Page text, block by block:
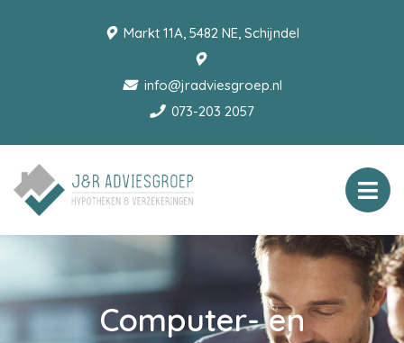
Markt 11A, 5482 NE, Schijndel
info@jradviesgroep.nl
073-203 2057
Computer- en